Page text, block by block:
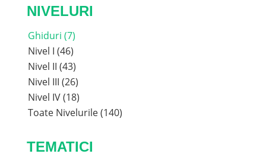
NIVELURI
Ghiduri (7)
Nivel I (46)
Nivel II (43)
Nivel III (26)
Nivel IV (18)
Toate Nivelurile (140)
TEMATICI